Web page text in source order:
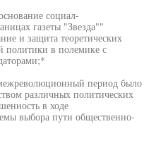
социал-
газеты "Звезда""
и защита теоретических
политики в полемике с
период было
различных политических
в ходе
выбора пути общественно-